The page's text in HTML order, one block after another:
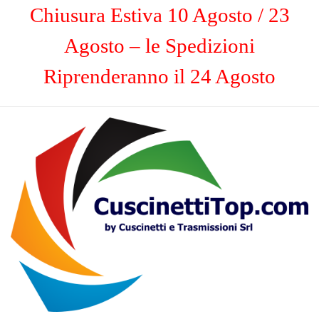
Chiusura Estiva 10 Agosto / 23
Agosto – le Spedizioni
Riprenderanno il 24 Agosto